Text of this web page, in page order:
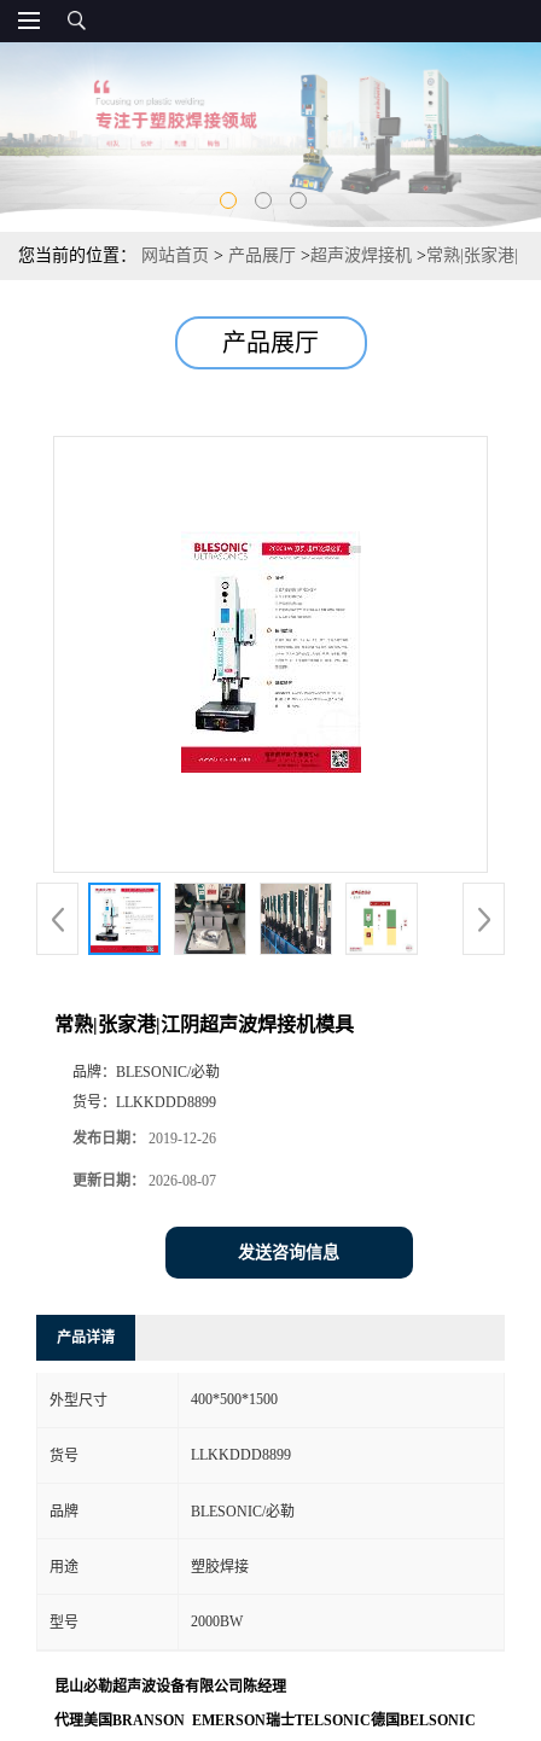
您当前的位置： 网站首页 > 产品展厅 >超声波焊接机 >常熟|张家港|
产品展厅
常熟|张家港|江阴超声波焊接机模具
品牌： BLESONIC/必勒
货号： LLKKDDD8899
发布日期： 2019-12-26
更新日期： 2026-08-07
发送咨询信息
产品详请
外型尺寸 400*500*1500
货号 LLKKDDD8899
品牌 BLESONIC/必勒
用途 塑胶焊接
型号 2000BW
昆山必勒超声波设备有限公司 陈经理
代理美国BRANSON EMERSON瑞士TELSONIC德国BELSONIC